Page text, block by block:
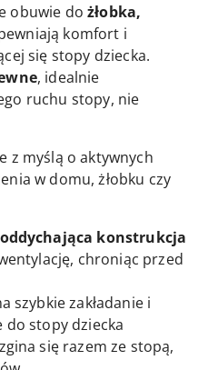
obuwie dożłobka,
komfort i
się stopy dziecka.
, idealnie
ruchu stopy, nie
z myślą o aktywnych
w domu, żłobku czy
konstrukcja
chroniąc przed
szybkie zakładanie i
do stopy dziecka
się razem ze stopą,